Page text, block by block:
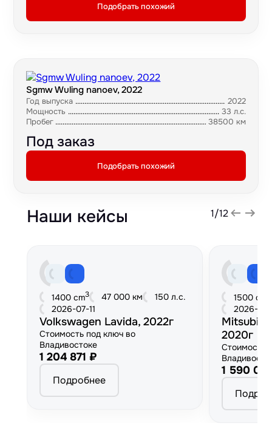
Подобрать похожий
Sgmw Wuling nanoev, 2022
Год выпуска
2022
Мощность
33 л.с.
Пробег
38500 км
Под заказ
Подобрать похожий
Наши кейсы 1/12
1400 cm3 47 000 км
150 л.с.
2026-07-11
Volkswagen Lavida, 2022г
Стоимость под ключ во
Владивостоке
1 204 871 ₽
Подробнее
1500 cm
2026-
2020г
Стоимость
1 590